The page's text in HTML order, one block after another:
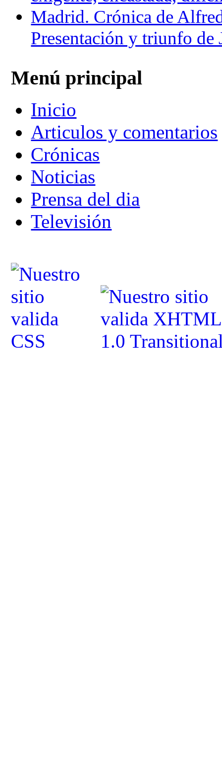
Madrid. Crónica de
Presentación y triunfo de
Menú principal
Inicio
Articulos y comentarios
Crónicas
Noticias
Prensa del dia
Televisión